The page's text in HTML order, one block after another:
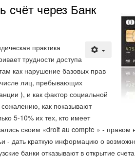
счёт через Банк
практика
трудности доступа
как нарушение базовых прав
лиц, пребывающих
), и как фактор социальной
как показывают
5-10% их тех, кто имеет
своим «droit au compte » - правом
- дать краткую информацию о
банки отказывают в открытие